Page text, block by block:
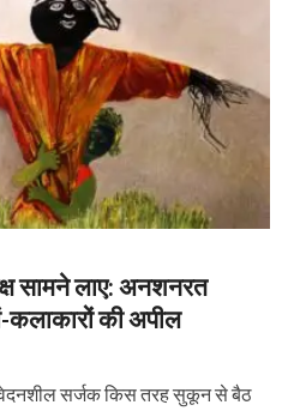
सामने लाए: अनशनरत
की अपील
सर्जक किस तरह सुकून से बैठ